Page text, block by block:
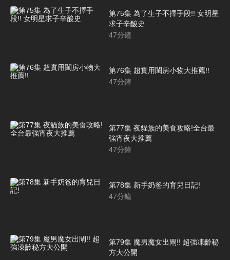
第75集 為了生子不擇手段!! 女明星
求子辛酸史
47分鐘
第76集 超實用閨房小物大推薦!!
47分鐘
第77集 夜貓族的美食攻略!全台最
強宵夜大推薦
47分鐘
第78集 新手奶爸的育兒日記!
47分鐘
第79集 魔男魔女出閘!! 超強凍齡秘
方大公開